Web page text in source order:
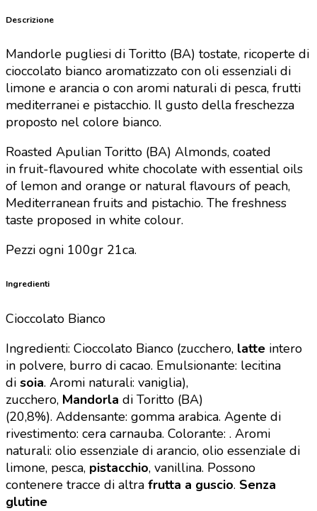
Descrizione
Mandorle pugliesi di Toritto (BA) tostate, ricoperte di
cioccolato bianco aromatizzato con oli essenziali di
limone e arancia o con aromi naturali di pesca, frutti
mediterranei e pistacchio. Il gusto della freschezza
proposto nel colore bianco.
Roasted Apulian Toritto (BA) Almonds, coated
in fruit-flavoured white chocolate with essential oils
of lemon and orange or natural flavours of peach,
Mediterranean fruits and pistachio. The freshness
taste proposed in white colour.
Pezzi ogni 100gr 21ca.
Ingredienti
Cioccolato Bianco
Ingredienti: Cioccolato Bianco (zucchero, latte intero
in polvere, burro di cacao. Emulsionante: lecitina
di soia. Aromi naturali: vaniglia),
zucchero, Mandorla di Toritto (BA)
(20,8%). Addensante: gomma arabica. Agente di
rivestimento: cera carnauba. Colorante: . Aromi
naturali: olio essenziale di arancio, olio essenziale di
limone, pesca, pistacchio, vanillina. Possono
contenere tracce di altra frutta a guscio. Senza
glutine